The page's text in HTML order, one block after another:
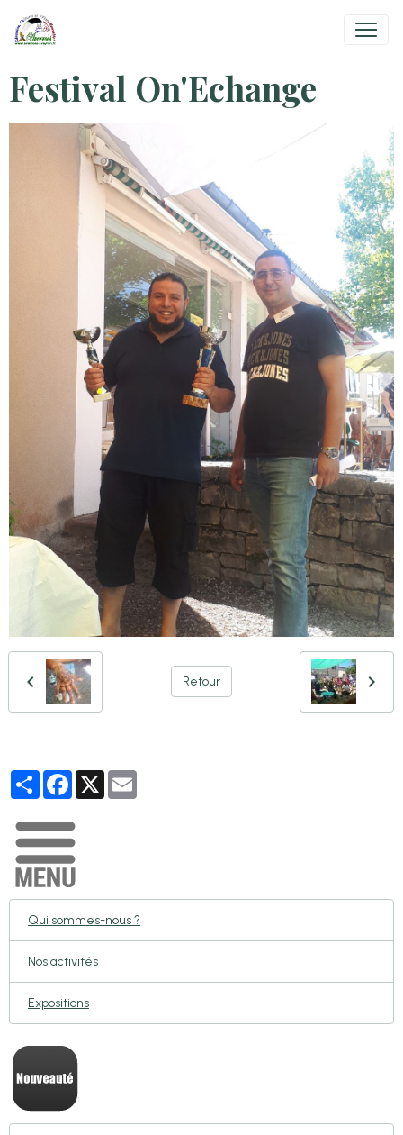
Festival On'Echange
Retour
PartagerFacebook
X
Qui sommes-nous ?
Nos activités
Expositions